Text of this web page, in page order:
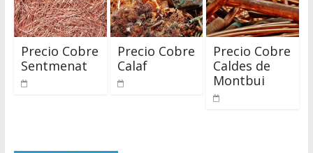
Precio Cobre
Sentmenat
Precio Cobre
Calaf
Precio Cobre
Caldes de
Montbui